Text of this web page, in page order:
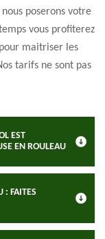
poserons votre
vous profiterez
maitriser les
tarifs ne sont pas
EST
EN ROULEAU
: FAITES